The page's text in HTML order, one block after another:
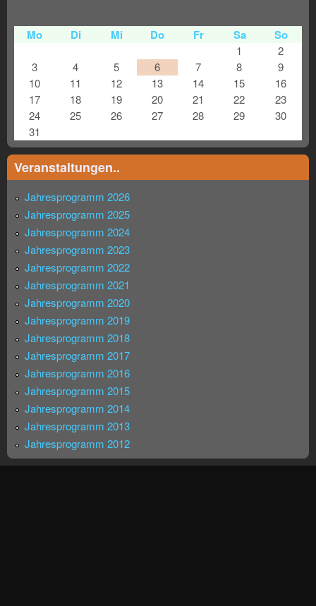
Mo Di Mi Do Fr Sa So
1
2
3
4 5 6 7 8
9
10
11 12 13 14 15
16
17
18 19 20 21 22
23
24
25 26 27 28 29
30
31
Veranstaltungen..
Jahresprogramm 2026
Jahresprogramm 2025
Jahresprogramm 2024
Jahresprogramm 2023
Jahresprogramm 2022
Jahresprogramm 2021
Jahresprogramm 2020
Jahresprogramm 2019
Jahresprogramm 2018
Jahresprogramm 2017
Jahresprogramm 2016
Jahresprogramm 2015
Jahresprogramm 2014
Jahresprogramm 2013
Jahresprogramm 2012